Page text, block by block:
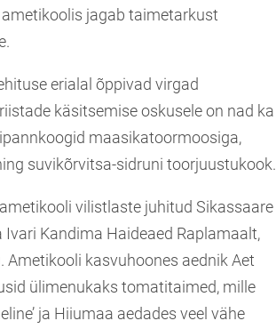
ametikoolis jagab taimetarkust
erialal õppivad virgad
käsitsemise oskusele on nad ka
maasikatoormoosiga,
suvikõrvitsa-sidruni toorjuustukook.
vilistlaste juhitud Sikassaare
Kandima Haideaed Raplamaalt,
kasvuhoones aednik Aet
ülimenukaks tomatitaimed, mille
ja Hiiumaa aedades veel vähe